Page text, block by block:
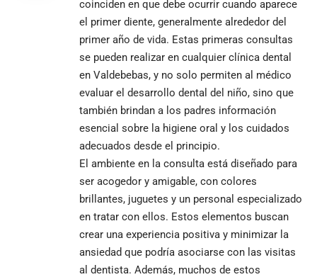
coinciden en que debe ocurrir cuando aparece
el primer diente, generalmente alrededor del
primer año de vida. Estas primeras consultas
se pueden realizar en cualquier clínica dental
en Valdebebas, y no solo permiten al médico
evaluar el desarrollo dental del niño, sino que
también brindan a los padres información
esencial sobre la higiene oral y los cuidados
adecuados desde el principio.
El ambiente en la consulta está diseñado para
ser acogedor y amigable, con colores
brillantes, juguetes y un personal especializado
en tratar con ellos. Estos elementos buscan
crear una experiencia positiva y minimizar la
ansiedad que podría asociarse con las visitas
al dentista. Además, muchos de estos